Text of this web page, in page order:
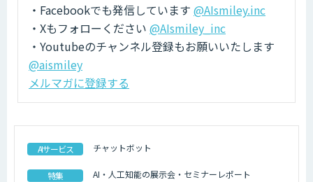
・Facebookでも発信しています @AIsmiley.inc
・Xもフォローください @AIsmiley_inc
・Youtubeのチャンネル登録もお願いいたします
@aismiley
メルマガに登録する
AIサービス チャットボット
特集 AI・人工知能の展示会・セミナーレポート